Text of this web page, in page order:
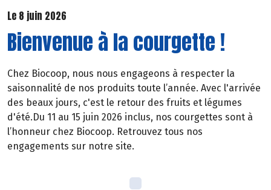
Le 8 juin 2026
Bienvenue à la courgette !
Chez Biocoop, nous nous engageons à respecter la
saisonnalité de nos produits toute l’année. Avec l'arrivée
des beaux jours, c'est le retour des fruits et légumes
d'été.Du 11 au 15 juin 2026 inclus, nos courgettes sont à
l’honneur chez Biocoop. Retrouvez tous nos
engagements sur notre site.